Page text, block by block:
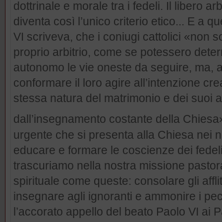
dottrinale e morale tra i fedeli. Il libero
diventa così l’unico criterio etico... E a
VI scriveva, che i coniugi cattolici «non
proprio arbitrio, come se potessero
autonomo le vie oneste da seguire, ma,
conformare il loro agire all’intenzione
stessa natura del matrimonio e dei suoi
dall’insegnamento costante della
urgente che si presenta alla Chiesa nei
educare e formare le coscienze dei
trascuriamo nella nostra missione
spirituale come queste: consolare gli
insegnare agli ignoranti e ammonire i
l’accorato appello del beato Paolo VI ai